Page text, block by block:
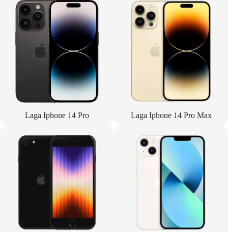
Laga Iphone 14 Pro Laga Iphone 14 Pro Max